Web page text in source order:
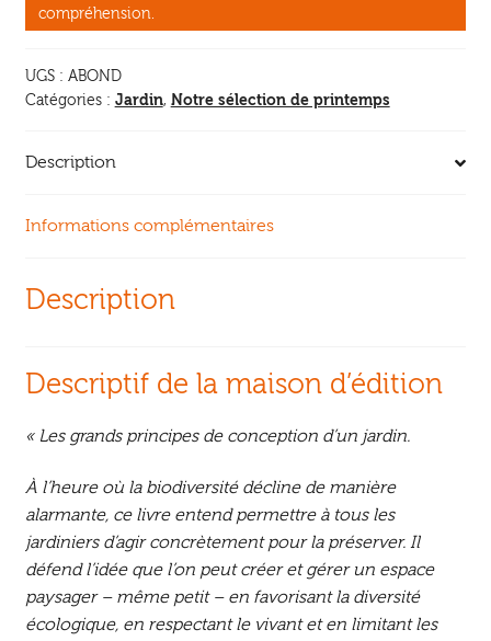
compréhension.
UGS : ABOND
Catégories : Jardin, Notre sélection de printemps
Description
Informations complémentaires
Description
Descriptif de la maison d’édition
« Les grands principes de conception d’un jardin.
À l’heure où la biodiversité décline de manière
alarmante, ce livre entend permettre à tous les
jardiniers d’agir concrètement pour la préserver. Il
défend l’idée que l’on peut créer et gérer un espace
paysager – même petit – en favorisant la diversité
écologique, en respectant le vivant et en limitant les